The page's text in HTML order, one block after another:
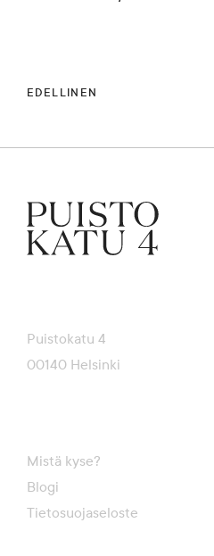
EDELLINEN
Puistokatu 4
00140 Helsinki
Mistä kyse?
Blogi
Tietosuojaseloste